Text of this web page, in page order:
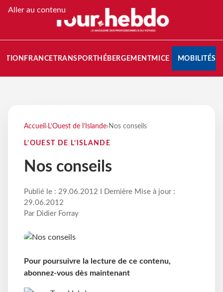
Aller au contenu
FRANCETRANSPORT HÉBERGEMENTMICE MOBILITÉS
Accueil › L’Ouest de l’Islande› Nos conseils
L’OUEST DE L’ISLANDE
Nos conseils
Publié le : 29.06.2012 I Dernière Mise à jour :
29.06.2012
Par Didier Forray
Pour poursuivre la lecture de ce contenu,
abonnez-vous dès maintenant